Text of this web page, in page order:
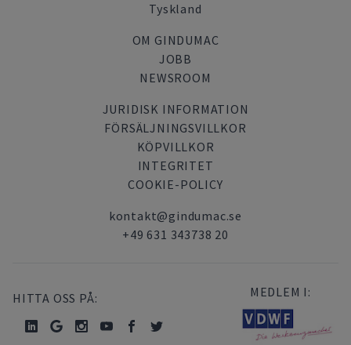
Tyskland
OM GINDUMAC
JOBB
NEWSROOM
JURIDISK INFORMATION
FÖRSÄLJNINGSVILLKOR
KÖPVILLKOR
INTEGRITET
COOKIE-POLICY
kontakt@gindumac.se
+49 631 343738 20
HITTA OSS PÅ: MEDLEM I: